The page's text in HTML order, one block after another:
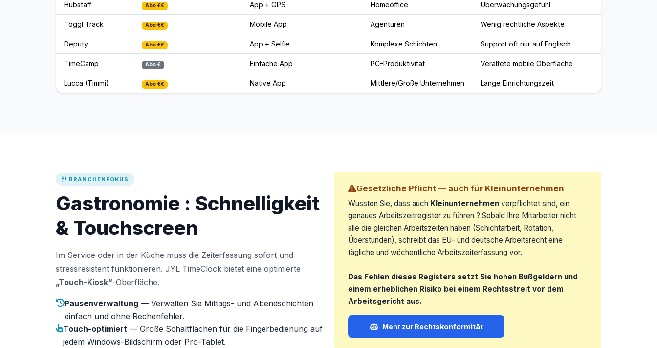
Hubstaff Abo €€ App + GPS Homeoffice Überwachungsgefühl
Toggl Track Abo €€ Mobile App Agenturen Wenig rechtliche Aspekte
Deputy Abo €€ App + Selfie Komplexe Schichten Support oft nur auf Englisch
TimeCamp Abo € Einfache App PC-Produktivität Veraltete mobile Oberfläche
Lucca (Timmi) Abo €€ Native App Mittlere/Große Unternehmen Lange Einrichtungszeit
BRANCHENFOKUS
Gastronomie : Schnelligkeit
& Touchscreen
Im Service oder in der Küche muss die Zeiterfassung sofort und
stressresistent funktionieren. JYL TimeClock bietet eine optimierte
„Touch-Kiosk“-Oberfläche.
Pausenverwaltung — Verwalten Sie Mittags- und Abendschichten
einfach und ohne Rechenfehler.
Touch-optimiert — Große Schaltflächen für die Fingerbedienung auf
jedem Windows-Bildschirm oder Pro-Tablet.
Gesetzliche Pflicht — auch für Kleinunternehmen
Wussten Sie, dass auch Kleinunternehmen verpflichtet sind, ein
genaues Arbeitszeitregister zu führen ? Sobald Ihre Mitarbeiter nicht
alle die gleichen Arbeitszeiten haben (Schichtarbeit, Rotation,
Überstunden), schreibt das EU- und deutsche Arbeitsrecht eine
tägliche und wöchentliche Arbeitszeiterfassung vor.
Das Fehlen dieses Registers setzt Sie hohen Bußgeldern und
einem erheblichen Risiko bei einem Rechtsstreit vor dem
Arbeitsgericht aus.
Mehr zur Rechtskonformität